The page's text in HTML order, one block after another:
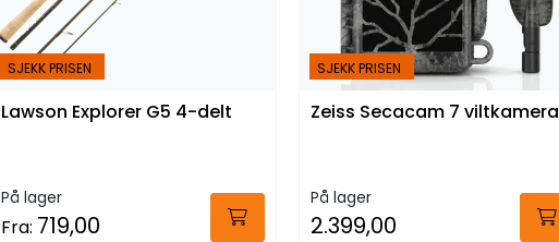
SJEKK PRISEN
Lawson Explorer G5 4-delt
På lager
Fra: 719,00
SJEKK PRISEN
Zeiss Secacam 7 viltkamera
På lager
2.399,00